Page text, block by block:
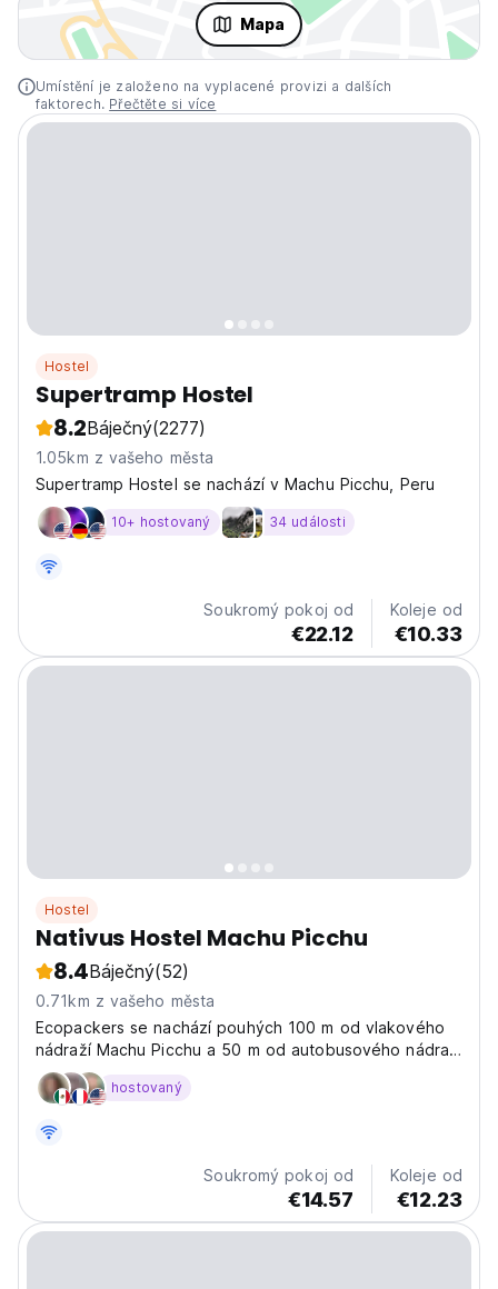
Mapa
Umístění je založeno na vyplacené provizi a dalších
faktorech. Přečtěte si více
Hostel
Supertramp Hostel
8.2Báječný(2277)
1.05km z vašeho města
Supertramp Hostel se nachází v Machu Picchu, Peru
10+ hostovaný 34 události
Soukromý pokoj od
€22.12
Koleje od
€10.33
Hostel
Nativus Hostel Machu Picchu
8.4Báječný(52)
0.71km z vašeho města
Ecopackers se nachází pouhých 100 m od vlakového
nádraží Machu Picchu a 50 m od autobusového nádraží
Santuario a nabízí společný prostor s TV a vlastní
restauraci.hostovaný
Soukromý pokoj od
€14.57
Koleje od
€12.23